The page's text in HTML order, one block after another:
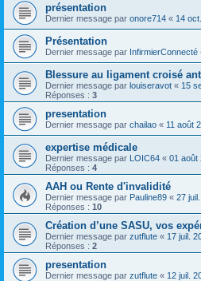
présentation
Dernier message par onore714 « 14
Présentation
Dernier message par InfirmierConnecté
Blessure au ligament croisé
Dernier message par louiseravot « 15
Réponses : 3
presentation
Dernier message par chailao « 11 août
expertise médicale
Dernier message par LOIC64 « 01 août
Réponses : 4
AAH ou Rente d'invalidité
Dernier message par Pauline89 « 27
Réponses : 10
Création d’une SASU, vos
Dernier message par zutflute « 17 juil.
Réponses : 2
presentation
Dernier message par zutflute « 12 juil.